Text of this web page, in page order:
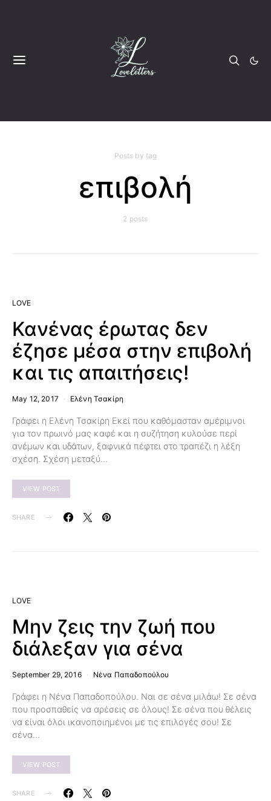
Posts by tag
επιβολή
2 posts
LOVE
Κανένας έρωτας δεν
έζησε μέσα στην επιβολή
και τις απαιτήσεις!
May 12, 2017 Ελένη Τσακίρη
Γράφει η Ελένη Τσακίρη Εκεί που καθόμασταν αμέριμνοι
για τον πρωινό μας καφέ και η συζήτηση κυλούσε περί
ανέμων και υδάτων, ξαφνικά πέφτει στο τραπέζι η λέξη
σχέση. Σχέση μεταξύ…
VIEW POST
SHARE
LOVE
Μην ζεις την ζωή που
διάλεξαν για σένα
September 29, 2016 Νένα Παπαδοπούλου
Γράφει η Νένα Παπαδοπούλου. Ναι σε σένα μιλάω! Σε σένα
που προσπαθείς να αρέσεις σε όλους! Σε σένα που θέλεις
να είναι όλοι ικανοποιημένοι με τις επιλογές σου! Σε
σένα…
VIEW POST
SHARE